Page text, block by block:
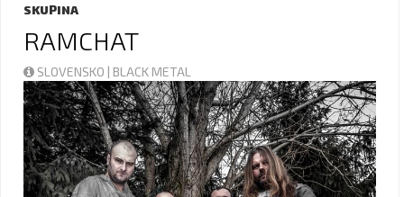
SKUPINA
RAMCHAT
SLOVENSKO | BLACK METAL